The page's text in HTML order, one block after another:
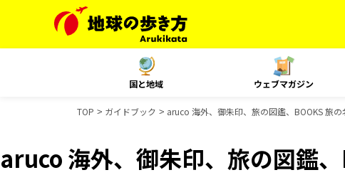
国と地域 ウェブマガジン
TOP ガイドブック aruco 海外、御朱印、旅の図鑑、BOOKS 旅
aruco 海外、御朱印、旅の図鑑